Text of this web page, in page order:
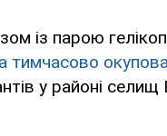
із парою
тимчасово
у районі